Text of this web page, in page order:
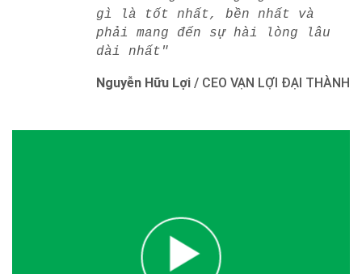
gì là tốt nhất, bền nhất và
phải mang đến sự hài lòng lâu
dài nhất"
Nguyễn Hữu Lợi / CEO VẠN LỢI ĐẠI THÀNH